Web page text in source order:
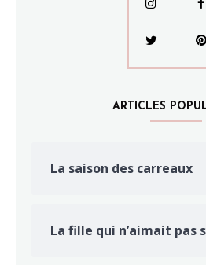
ARTICLES
La saison des carreaux
La fille qui n’aimait pas